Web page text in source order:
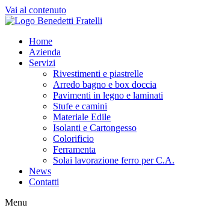
Vai al contenuto
Home
Azienda
Servizi
Rivestimenti e piastrelle
Arredo bagno e box doccia
Pavimenti in legno e laminati
Stufe e camini
Materiale Edile
Isolanti e Cartongesso
Colorificio
Ferramenta
Solai lavorazione ferro per C.A.
News
Contatti
Menu